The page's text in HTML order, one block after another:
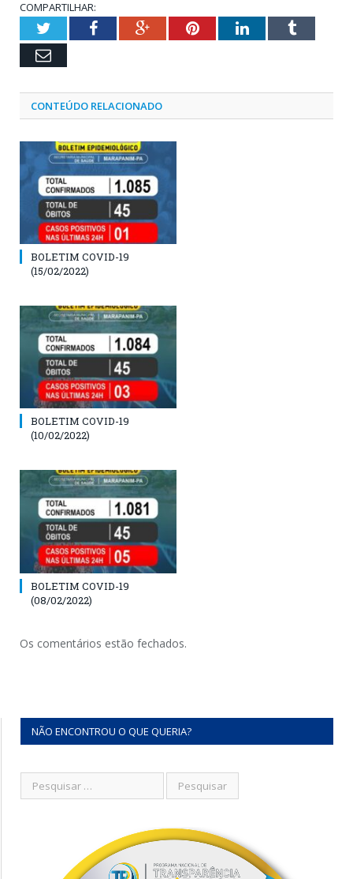
COMPARTILHAR:
TwitterFacebookGoogle+PinterestLinkedInTumblr
Email
CONTEÚDO RELACIONADO
BOLETIM COVID-19
(15/02/2022)
BOLETIM COVID-19
(10/02/2022)
BOLETIM COVID-19
(08/02/2022)
Os comentários estão fechados.
NÃO ENCONTROU O QUE QUERIA?